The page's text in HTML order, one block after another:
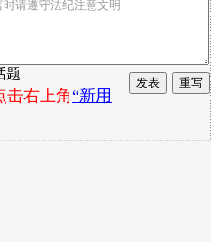
题
击右上角“新用